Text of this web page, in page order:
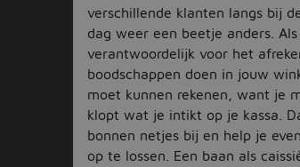
verschillende klanten langs bij
dag weer een beetje anders.
verantwoordelijk voor het
boodschappen doen in jouw
moet kunnen rekenen, want je
klopt wat je intikt op je kassa.
bonnen netjes bij en help je
op te lossen. Een baan als